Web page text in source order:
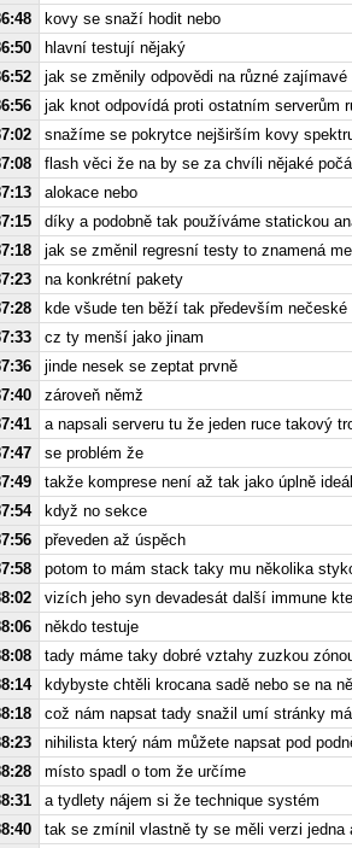
kovy se snaží hodit nebo
hlavní testují nějaký
jak se změnily odpovědi na různé
jak knot odpovídá proti ostatním serverům
snažíme se pokrytce nejširším kovy
flash věci že na by se za chvíli nějaké
alokace nebo
díky a podobně tak používáme statickou
jak se změnil regresní testy to znamená
na konkrétní pakety
kde všude ten běží tak především
cz ty menší jako jinam
jinde nesek se zeptat prvně
zároveň němž
a napsali serveru tu že jeden ruce takový
se problém že
takže komprese není až tak jako úplně
když no sekce
převeden až úspěch
potom to mám stack taky mu několika
vizích jeho syn devadesát další immune
někdo testuje
tady máme taky dobré vztahy zuzkou
kdybyste chtěli krocana sadě nebo se na
což nám napsat tady snažil umí stránky
nihilista který nám můžete napsat pod
místo spadl o tom že určíme
a tydlety nájem si že technique systém
tak se zmínil vlastně ty se měli verzi jedna